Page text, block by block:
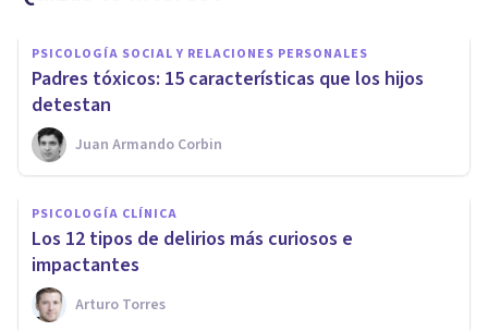
PSICOLOGÍA SOCIAL Y RELACIONES PERSONALES
​Padres tóxicos: 15 características que los hijos
detestan
Juan Armando Corbin
PSICOLOGÍA CLÍNICA
​Los 12 tipos de delirios más curiosos e
impactantes
Arturo Torres